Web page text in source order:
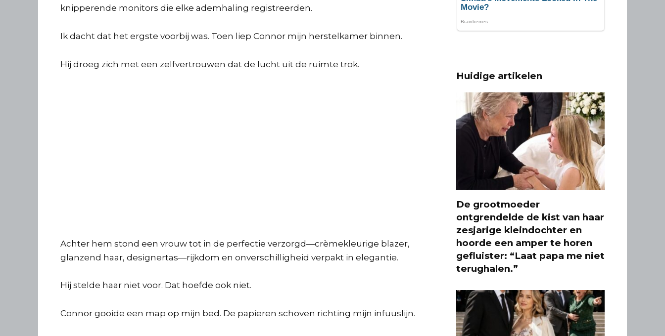
knipperende monitors die elke ademhaling registreerden.
Ik dacht dat het ergste voorbij was. Toen liep Connor mijn herstelkamer binnen.
Hij droeg zich met een zelfvertrouwen dat de lucht uit de ruimte trok.
Achter hem stond een vrouw tot in de perfectie verzorgd—crèmekleurige blazer,
glanzend haar, designertas—rijkdom en onverschilligheid verpakt in elegantie.
Hij stelde haar niet voor. Dat hoefde ook niet.
Connor gooide een map op mijn bed. De papieren schoven richting mijn infuuslijn.
Huidige artikelen
De grootmoeder
ontgrendelde de kist van haar
zesjarige kleindochter en
hoorde een amper te horen
gefluister: “Laat papa me niet
terughalen.”